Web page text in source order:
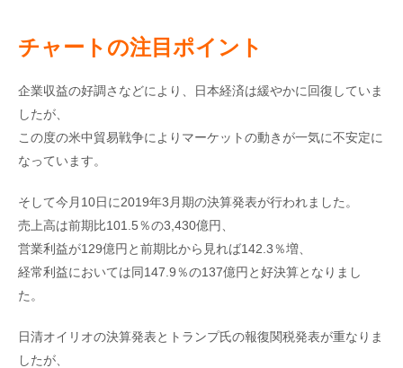
チャートの注目ポイント
企業収益の好調さなどにより、日本経済は緩やかに回復していま
したが、
この度の米中貿易戦争によりマーケットの動きが一気に不安定に
なっています。
そして今月10日に2019年3月期の決算発表が行われました。
売上高は前期比101.5％の3,430億円、
営業利益が129億円と前期比から見れば142.3％増、
経常利益においては同147.9％の137億円と好決算となりまし
た。
日清オイリオの決算発表とトランプ氏の報復関税発表が重なりま
したが、